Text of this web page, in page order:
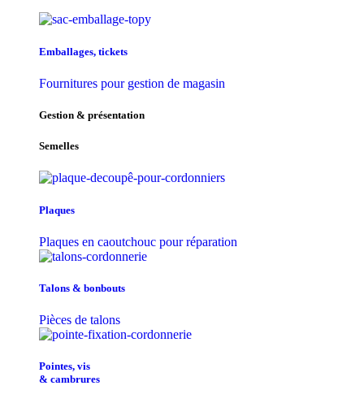
Emballages, tickets
Fournitures pour gestion de magasin
Gestion & présentation
Semelles
Plaques
Plaques en caoutchouc pour réparation
Talons & bonbouts
Pièces de talons
Pointes, vis
& cambrures